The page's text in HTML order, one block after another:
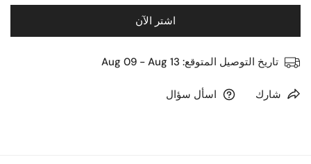
اشتر الآن
تاريخ التوصيل المتوقع: Aug 09 - Aug 13
شارك اسأل سؤال